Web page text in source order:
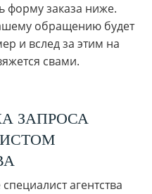
форму заказа ниже.
обращению будет
и вслед за этим на
свами.
ЗАПРОСА
агентства